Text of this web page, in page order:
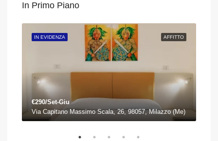
In Primo Piano
AFFITTO
IN EVIDENZA
€290/Set-Giu
Via Capitano Massimo Scala, 26, 98057, Milazzo (Me)